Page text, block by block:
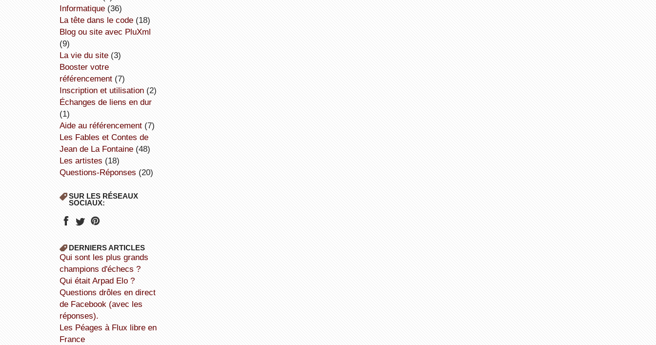
informatique(36)
la tête dans le code(18)
Blog ou site avec PluXml
(9)
la vie du site(3)
booster votre
référencement(7)
inscription et utilisation(2)
échanges de liens en dur
(1)
aide au référencement(7)
Les Fables et Contes de
Jean de La Fontaine(48)
Les artistes (18)
Questions-Réponses (20)
SUR LES RÉSEAUX
SOCIAUX:
DERNIERS ARTICLES
Qui sont les plus grands
champions d'échecs ?
Qui était Arpad Elo ?
Questions drôles en direct
de Facebook (avec les
réponses).
Les Péages à Flux libre en
France